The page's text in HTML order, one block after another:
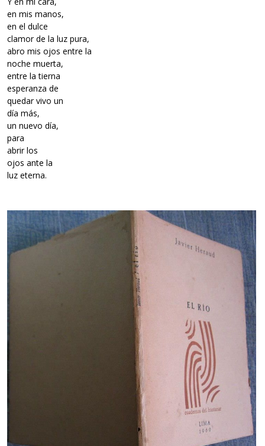
en mis manos,
en el dulce
clamor de la luz pura,
abro mis ojos entre la
noche muerta,
entre la tierna
esperanza de
quedar vivo un
día más,
un nuevo día,
para
abrir los
ojos ante la
luz eterna.